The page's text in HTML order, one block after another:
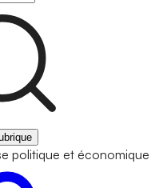
politique et économique